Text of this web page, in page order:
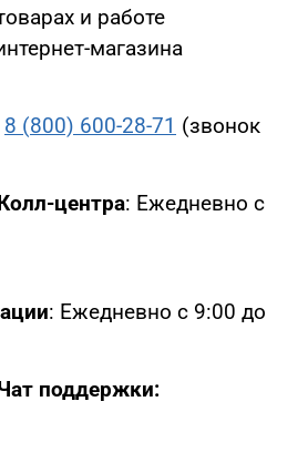
и работе
магазина
8 (800) 600-28-71 (звонок
Колл-центра: Ежедневно с
: Ежедневно с 9:00 до
поддержки: